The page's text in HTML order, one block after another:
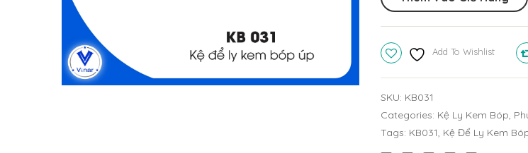
KB031
Add To Wishlist
SKU: KB031
Categories: Kệ Ly Kem Bóp,
Tags: KB031, Kệ Để Ly Kem